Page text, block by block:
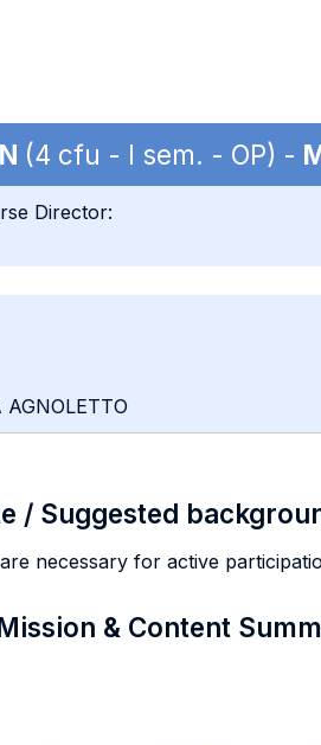
(4 cfu - I sem. - OP) -
Director:
/ Suggested
necessary for active
& Content